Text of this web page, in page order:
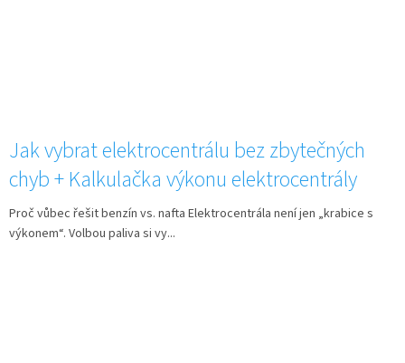
Jak vybrat elektrocentrálu bez zbytečných
chyb + Kalkulačka výkonu elektrocentrály
Proč vůbec řešit benzín vs. nafta Elektrocentrála není jen „krabice s
výkonem“. Volbou paliva si vy...